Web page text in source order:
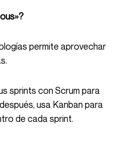
usa Kanban para
de cada sprint.